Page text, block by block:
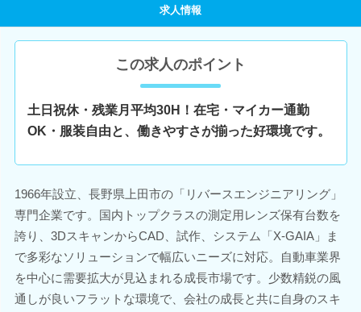
求人情報
この求人のポイント
土日祝休・残業月平均30H！在宅・マイカー通勤
OK・服装自由と、働きやすさが揃った好環境です。
1966年設立、長野県上田市の「リバースエンジニアリング」
専門企業です。国内トップクラスの測定用レンズ保有台数を
誇り、3DスキャンからCAD、試作、システム「X-GAIA」ま
で多彩なソリューションで幅広いニーズに対応。自動車業界
を中心に需要拡大が見込まれる成長市場です。少数精鋭の風
通しが良いフラットな環境で、会社の成長と共に自身のスキ